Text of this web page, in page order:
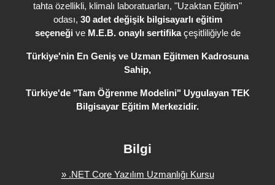
tahta özellikli, klimalı laboratuarları, "Uzaktan Eğitim"
odası, 30 adet değişik bilgisayarlı eğitim
seçeneği ve M.E.B. onaylı sertifikaçeşitliliğiyle de
Türkiye'nin En Geniş ve Uzman Eğitmen Kadrosuna
Sahip,
Türkiye'de "Tam Öğrenme Modelini" Uygulayan TEK
Bilgisayar Eğitim Merkezidir.
Bilgi
» .NET Core Yazılım Uzmanlığı Kursu